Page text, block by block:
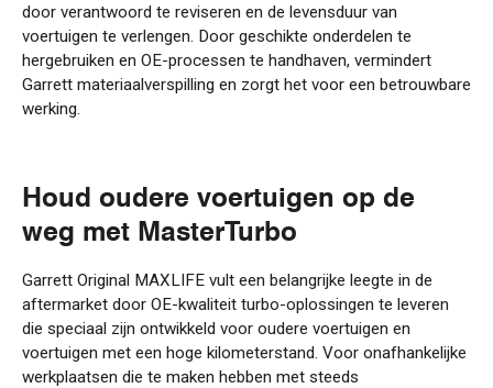
door verantwoord te reviseren en de levensduur van
voertuigen te verlengen. Door geschikte onderdelen te
hergebruiken en OE-processen te handhaven, vermindert
Garrett materiaalverspilling en zorgt het voor een betrouwbare
werking.
Houd oudere voertuigen op de
weg met MasterTurbo
Garrett Original MAXLIFE vult een belangrijke leegte in de
aftermarket door OE-kwaliteit turbo-oplossingen te leveren
die speciaal zijn ontwikkeld voor oudere voertuigen en
voertuigen met een hoge kilometerstand. Voor onafhankelijke
werkplaatsen die te maken hebben met steeds